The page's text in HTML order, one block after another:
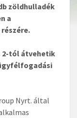
zöldhulladék
a
2-tól átvehetik
Nyrt. által